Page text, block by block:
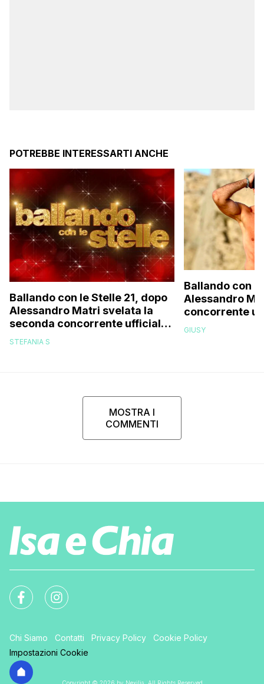
POTREBBE INTERESSARTI ANCHE
Ballando con le Stelle 21, dopo
Alessandro Matri svelata la
seconda concorrente ufficiale:
il video
STEFANIA S
Ballando con
Alessandro
concorrente
GIUSY
MOSTRA I
COMMENTI
Chi Siamo Contatti Privacy Policy
Cookie Policy
Impostazioni Cookie